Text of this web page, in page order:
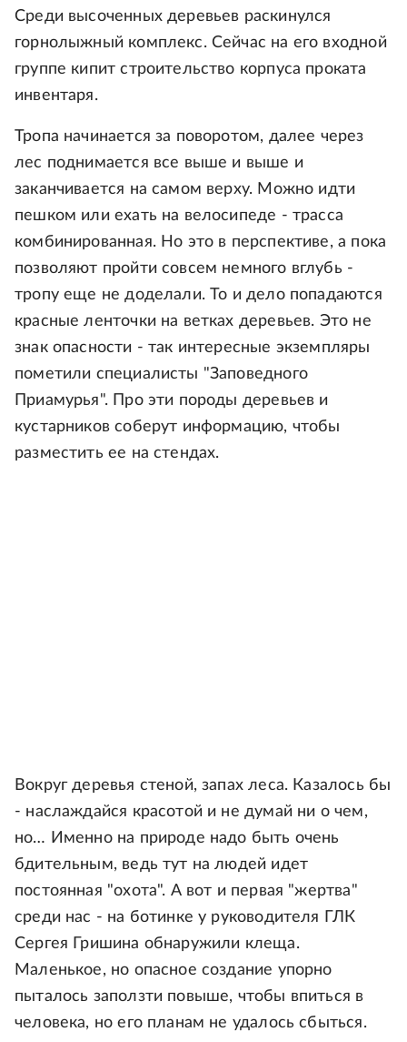
Среди высоченных деревьев раскинулся
горнолыжный комплекс. Сейчас на его входной
группе кипит строительство корпуса проката
инвентаря.
Тропа начинается за поворотом, далее через
лес поднимается все выше и выше и
заканчивается на самом верху. Можно идти
пешком или ехать на велосипеде - трасса
комбинированная. Но это в перспективе, а пока
позволяют пройти совсем немного вглубь -
тропу еще не доделали. То и дело попадаются
красные ленточки на ветках деревьев. Это не
знак опасности - так интересные экземпляры
пометили специалисты "Заповедного
Приамурья". Про эти породы деревьев и
кустарников соберут информацию, чтобы
разместить ее на стендах.
Вокруг деревья стеной, запах леса. Казалось бы
- наслаждайся красотой и не думай ни о чем,
но… Именно на природе надо быть очень
бдительным, ведь тут на людей идет
постоянная "охота". А вот и первая "жертва"
среди нас - на ботинке у руководителя ГЛК
Сергея Гришина обнаружили клеща.
Маленькое, но опасное создание упорно
пыталось заползти повыше, чтобы впиться в
человека, но его планам не удалось сбыться.